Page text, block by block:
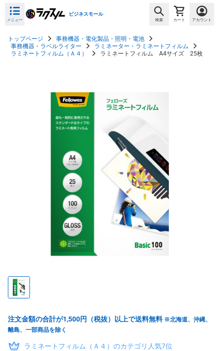
メニュー
ビジネスモール
検索 カート アカウント
トップページ
事務機器・電化製品・照明・電池
事務機器・ラベルライター
ラミネーター・ラミネートフィルム
ラミネートフィルム（Ａ４）
ラミネートフィルム A4サイズ 25枚
注文金額の合計が1,500円（税抜）以上で送料無料 ※北海道、沖縄、
離島、一部商品を除く
ラミネートフィルム（Ａ４）のカテゴリ人気7位